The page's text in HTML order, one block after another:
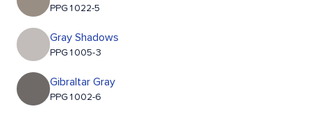
PPG1022-5
Gray Shadows
PPG1005-3
Gibraltar Gray
PPG1002-6